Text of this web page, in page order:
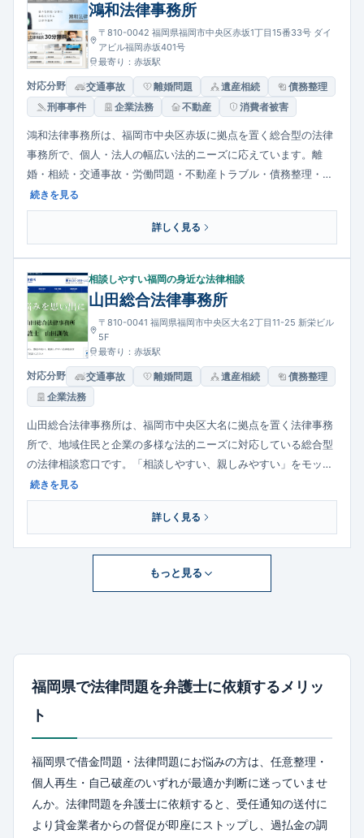
鴻和法律事務所
〒810-0042 福岡県福岡市中央区赤坂1丁目15番33号 ダイ
アビル福岡赤坂401号
最寄り：赤坂駅
対応分野 交通事故 離婚問題 遺産相続
債務整理
刑事事件
企業法務 不動産 消費者被害
鴻和法律事務所は、福岡市中央区赤坂に拠点を置く総合型の法律
事務所で、個人・法人の幅広い法的ニーズに応えています。離
婚・相続・交通事故・労働問題・不動産トラブル・債務整理・刑
事事件など、多様な分野に専門チームで対応。弁護士による初回
法律相談は30分無料で、多数の分野で専門部を設ける「法律の総
合病院」のような体制が特徴です。アクセスも地下鉄空港線赤坂
す。
続きを見る
詳しく見る
相談しやすい福岡の身近な法律相談
山田総合法律事務所
〒810-0041 福岡県福岡市中央区大名2丁目11-25 新栄ビル
5F
最寄り：赤坂駅
対応分野 交通事故 離婚問題 遺産相続
債務整理
企業法務
山田総合法律事務所は、福岡市中央区大名に拠点を置く法律事務
所で、地域住民と企業の多様な法的ニーズに対応している総合型
の法律相談窓口です。「相談しやすい、親しみやすい」をモット
ーに掲げ、交通事故、相続・遺言、離婚、借金・債務整理など、
日常生活で起こり得るトラブルから企業法務まで幅広くカバーし
ています。代表弁護士を含む複数名の弁護士が相談者に寄り添
続きを見る
詳しく見る
もっと見る
福岡県で法律問題を弁護士に依頼するメリッ
ト
福岡県で借金問題・法律問題にお悩みの方は、任意整理・
個人再生・自己破産のいずれが最適か判断に迷っていませ
んか。法律問題を弁護士に依頼すると、受任通知の送付に
より貸金業者からの督促が即座にストップし、過払金の調